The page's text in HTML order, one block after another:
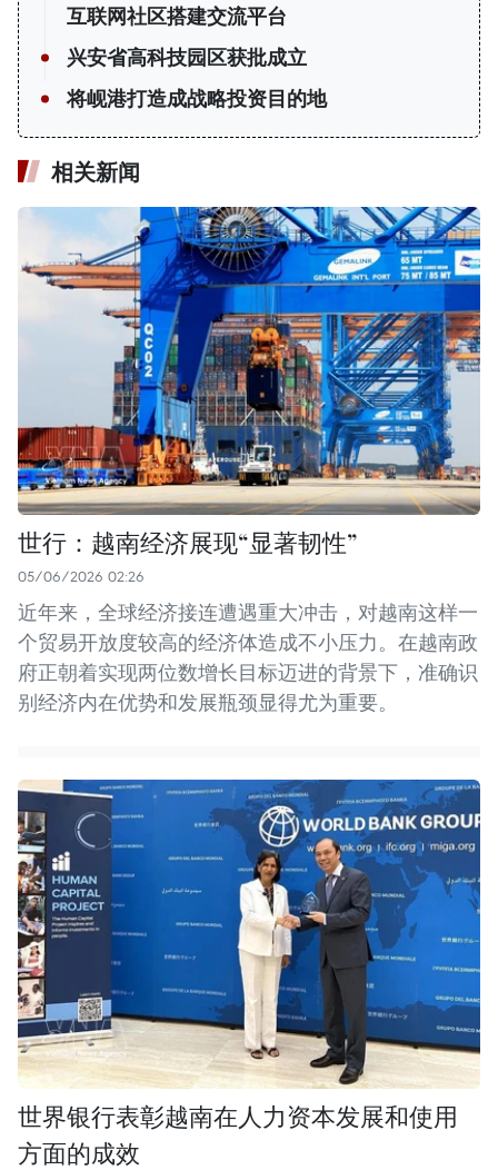
互联网社区搭建交流平台
兴安省高科技园区获批成立
将岘港打造成战略投资目的地
相关新闻
世行：越南经济展现“显著韧性”
05/06/2026 02:26
近年来，全球经济接连遭遇重大冲击，对越南这样一
个贸易开放度较高的经济体造成不小压力。在越南政
府正朝着实现两位数增长目标迈进的背景下，准确识
别经济内在优势和发展瓶颈显得尤为重要。
世界银行表彰越南在人力资本发展和使用
方面的成效